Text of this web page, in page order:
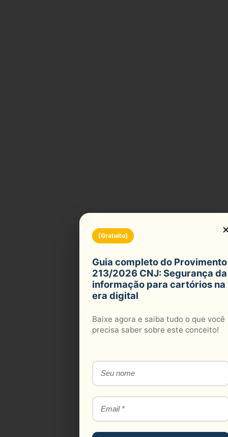
n
[Gratuito]
Guia completo do Provimento
213/2026 CNJ: Segurança da
informação para cartórios na
era digital
Baixe agora e saiba tudo o que você
precisa saber sobre este conceito!